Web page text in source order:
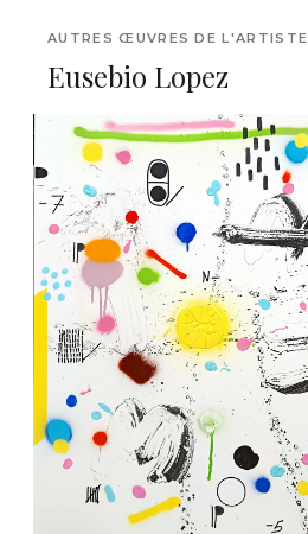
AUTRES ŒUVRES DE L'ARTISTE
Eusebio Lopez